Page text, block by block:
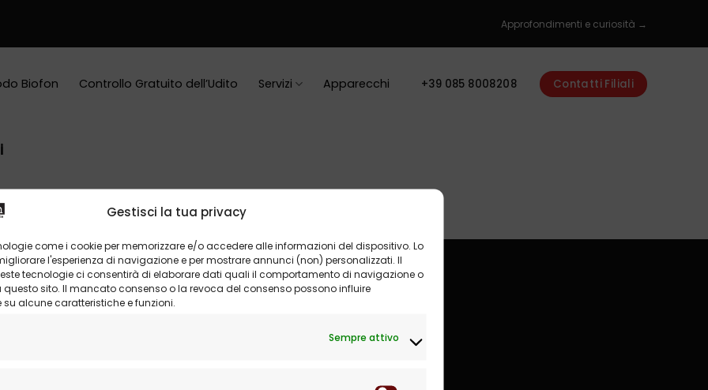
Gestisci la tua privacy
come i cookie per memorizzare e/o accedere alle informazioni del dispositivo. Lo
l'esperienza di navigazione e per mostrare annunci (non) personalizzati. Il
tecnologie ci consentirà di elaborare dati quali il comportamento di navigazione o
questo sito. Il mancato consenso o la revoca del consenso possono influire
alcune caratteristiche e funzioni.
Sempre attivo
Approfondimenti e curiosità →
Biofon Controllo Gratuito dell’Udito Servizi Apparecchi +39 085 8008208 Contatti Filiali
alla tua selezione.
un controllo gratuito